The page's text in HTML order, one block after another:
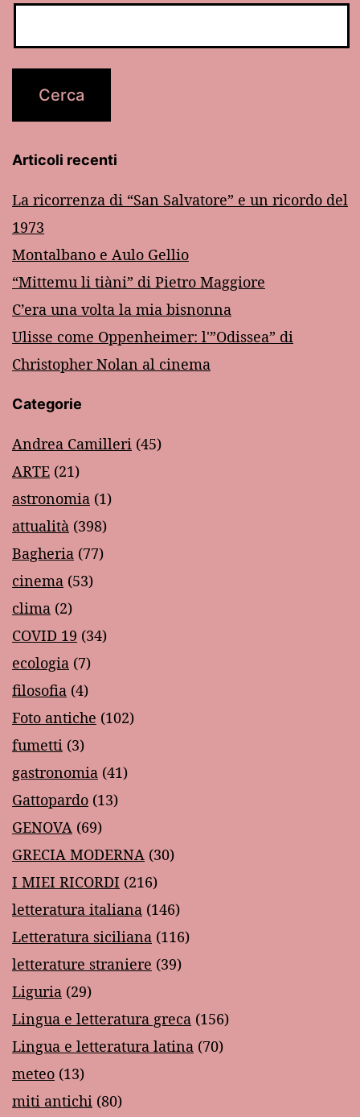
Articoli recenti
La ricorrenza di “San Salvatore” e un ricordo del
1973
Montalbano e Aulo Gellio
“Mittemu li tiàni” di Pietro Maggiore
C’era una volta la mia bisnonna
Ulisse come Oppenheimer: l'”Odissea” di
Christopher Nolan al cinema
Categorie
Andrea Camilleri (45)
ARTE (21)
astronomia (1)
attualità (398)
Bagheria (77)
cinema (53)
clima (2)
COVID 19 (34)
ecologia (7)
filosofia (4)
Foto antiche (102)
fumetti (3)
gastronomia (41)
Gattopardo (13)
GENOVA (69)
GRECIA MODERNA (30)
I MIEI RICORDI (216)
letteratura italiana (146)
Letteratura siciliana (116)
letterature straniere (39)
Liguria (29)
Lingua e letteratura greca (156)
Lingua e letteratura latina (70)
meteo (13)
miti antichi (80)